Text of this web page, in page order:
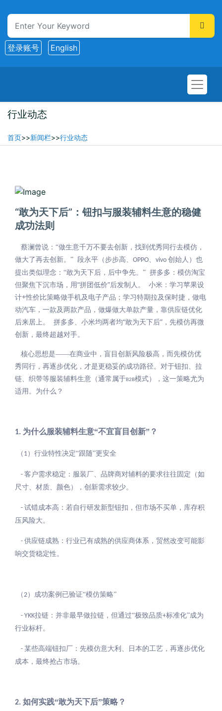
登录账号 English
行业动态
首页>>新闻栏>>行业动态
2025-06-08
“敢为天下后”：钮扣与服装辅料生意的稳健
成功法则
蔡澜曾说：“做生意千万不要去创新，找到优秀同行去模仿，
做大了再去创新。” 段永平（步步高、 OPPO、 vivo 创始人）也
提出类似理念：“敢为天下后，后中争先。” 拼多多：模仿淘宝
但聚焦下沉市场，用“拼团低价”后发制人。 小米：学习苹果设
计+性价比策略做手机及电子产品；学习特期拉及保时捷，做电
动汽车，一款及两款产品，做爆做大单款产量，靠供应链优化
后来居上。 拼多多、小米均两者均“敢为天下后”，先模仿再微
创新，最终超越对手。
核心思想是——在商业中，盲目创新风险极高，而先模仿优
秀同行，再逐步优化，才是更稳妥的成功路径。对于钮扣、拉
链、织带等服装辅料生意（通常属于B2B模式），这一策略尤为
适用。为什么？
1. 为什么服装辅料生意“不宜盲目创新”？
（ 1）行业特性决定“跟随”更安全
- 客户需求稳定：服装厂、品牌商对辅料的要求往往固定（如
尺寸、材质、颜色），创新需求较少。
- 试错成本高：若自行研发新型钮扣，但市场不买单，库存积
压风险大。
- 供应链成熟：行业已有成熟的供应商体系，贸然改变可能影
响交货稳定性。
（2）成功案例已验证“模仿策略”
- YKK拉链：并非最早做拉链，但通过“极致品质+标准化”成为
行业标杆。
- 某些高端钮扣厂：先模仿意大利、日本的工艺，再逐步优化
成本，最终抢占市场。
2. 如何实践“敢为天下后”策略？